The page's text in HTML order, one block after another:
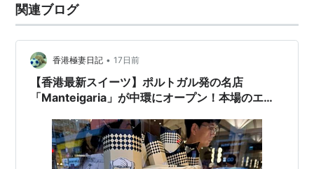
関連ブログ
香港極妻日記 • 17日前
【香港最新スイーツ】ポルトガル発の名店
「Manteigaria」が中環にオープン！本場のエッ